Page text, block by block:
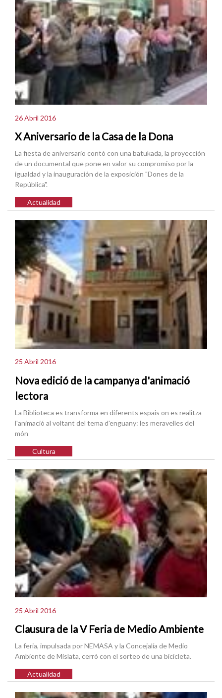
26 Abril 2016
X Aniversario de la Casa de la Dona
La fiesta de aniversario contó con una batukada, la proyección
de un documental que pone en valor su compromiso por la
igualdad y la inauguración de la exposición "Dones de la
República".
Actualidad
25 Abril 2016
Nova edició de la campanya d'animació
lectora
La Biblioteca es transforma en diferents espais on es realitza
l'animació al voltant del tema d'enguany: les meravelles del
món
Cultura
25 Abril 2016
Clausura de la V Feria de Medio Ambiente
La feria, impulsada por NEMASA y la Concejalía de Medio
Ambiente de Mislata, cerró con el sorteo de una bicicleta.
Actualidad